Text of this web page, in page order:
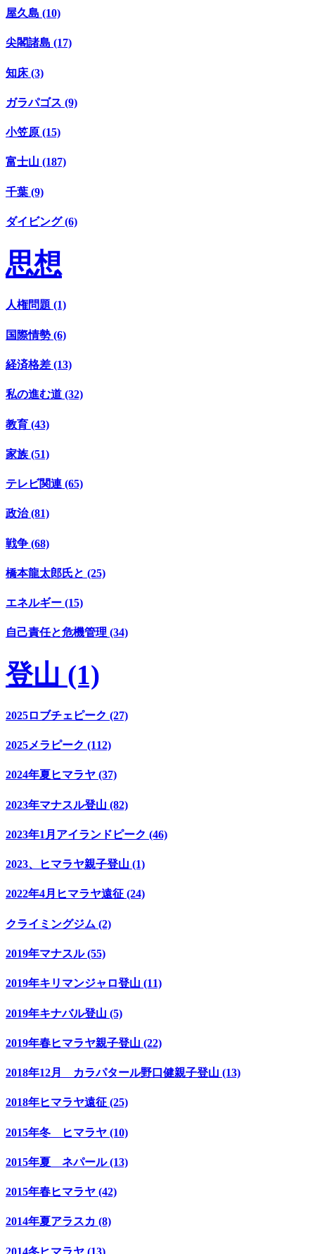
屋久島 (10)
尖閣諸島 (17)
知床 (3)
ガラパゴス (9)
小笠原 (15)
富士山 (187)
千葉 (9)
ダイビング (6)
思想
人権問題 (1)
国際情勢 (6)
経済格差 (13)
私の進む道 (32)
教育 (43)
家族 (51)
テレビ関連 (65)
政治 (81)
戦争 (68)
橋本龍太郎氏と (25)
エネルギー (15)
自己責任と危機管理 (34)
登山 (1)
2025ロブチェピーク (27)
2025メラピーク (112)
2024年夏ヒマラヤ (37)
2023年マナスル登山 (82)
2023年1月アイランドピーク (46)
2023、ヒマラヤ親子登山 (1)
2022年4月ヒマラヤ遠征 (24)
クライミングジム (2)
2019年マナスル (55)
2019年キリマンジャロ登山 (11)
2019年キナバル登山 (5)
2019年春ヒマラヤ親子登山 (22)
2018年12月 カラパタール野口健親子登山 (13)
2018年ヒマラヤ遠征 (25)
2015年冬 ヒマラヤ (10)
2015年夏 ネパール (13)
2015年春ヒマラヤ (42)
2014年夏アラスカ (8)
2014冬ヒマラヤ (13)